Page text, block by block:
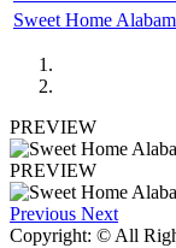
Sweet Home
PREVIEW
PREVIEW
Previous Next
Copyright: © All